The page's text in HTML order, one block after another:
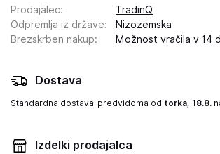
Prodajalec:
TradinQ
Odpremlja iz države:
Nizozemska
Brezskrben nakup: Možnost vračila v 14
Dostava
Standardna dostava predvidoma od torka, 18.8.
Izdelki prodajalca